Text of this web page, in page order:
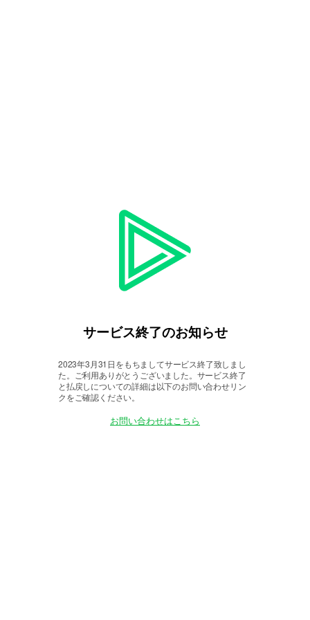
サービス終了のお知らせ
2023年3月31日をもちましてサービス終了致しまし
た。
ご利用ありがとうございました。サービス終了
と払戻しについての詳細は以下のお問い合わせリン
クをご確認ください。
お問い合わせはこちら